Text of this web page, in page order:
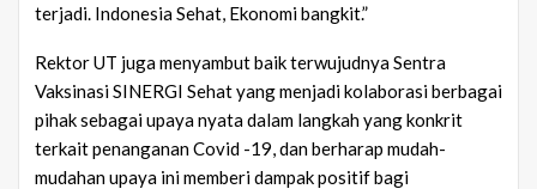
terjadi. Indonesia Sehat, Ekonomi bangkit.”
Rektor UT juga menyambut baik terwujudnya Sentra
Vaksinasi SINERGI Sehat yang menjadi kolaborasi berbagai
pihak sebagai upaya nyata dalam langkah yang konkrit
terkait penanganan Covid -19, dan berharap mudah-
mudahan upaya ini memberi dampak positif bagi